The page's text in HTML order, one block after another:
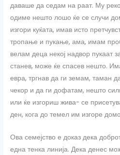
даваше да седам на раат. Му
одиме нешто лошо ќе се случи
изгори куќата, имав исто
тропање и пукање, ама, имам
велам деца некој надвор пукаат
станев, може ќе спасев нешто.
евра, тргнав да ги земам, таман
чекор и да ги дофатам, нешто
или ќе изгориш жива- се
ден, кога до темел им изгоре
Ова семејство е доказ дека
една тенка линија. Дека денес